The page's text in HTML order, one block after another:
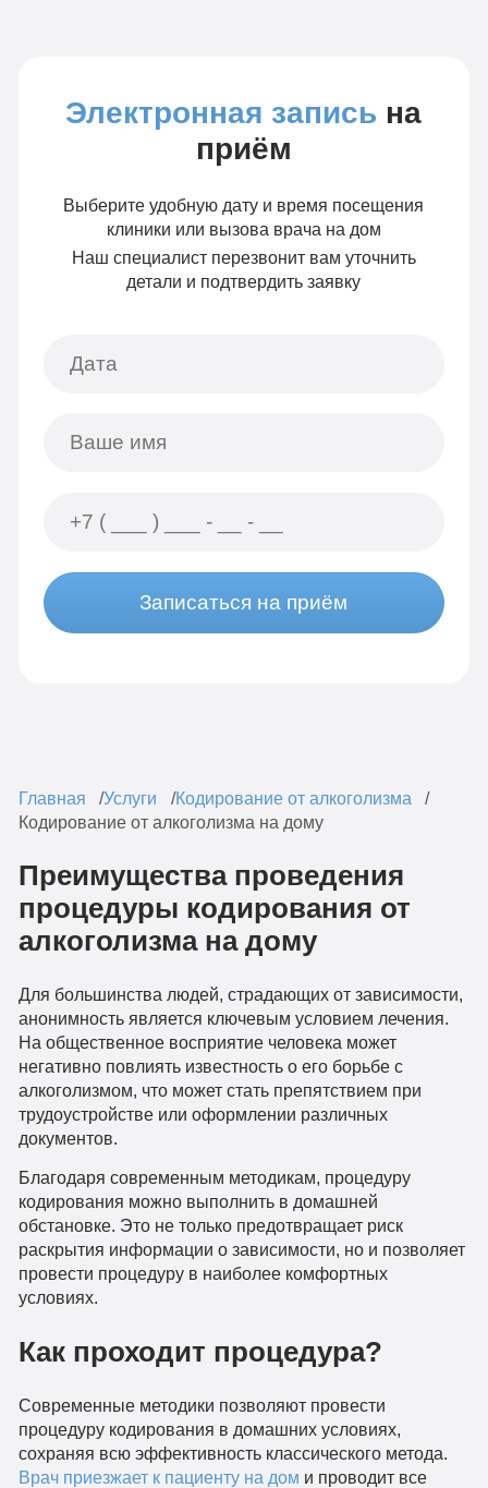
Электронная запись на
приём
Выберите удобную дату и время посещения
клиники или вызова врача на дом
Наш специалист перезвонит вам уточнить
детали и подтвердить заявку
Записаться на приём
Главная Услуги
Кодирование от алкоголизма
Кодирование от алкоголизма на дому
Преимущества проведения
процедуры кодирования от
алкоголизма на дому
Для большинства людей, страдающих от зависимости,
анонимность является ключевым условием лечения.
На общественное восприятие человека может
негативно повлиять известность о его борьбе с
алкоголизмом, что может стать препятствием при
трудоустройстве или оформлении различных
документов.
Благодаря современным методикам, процедуру
кодирования можно выполнить в домашней
обстановке. Это не только предотвращает риск
раскрытия информации о зависимости, но и позволяет
провести процедуру в наиболее комфортных
условиях.
Как проходит процедура?
Современные методики позволяют провести
процедуру кодирования в домашних условиях,
сохраняя всю эффективность классического метода.
Врач приезжает к пациенту на дом и проводит все